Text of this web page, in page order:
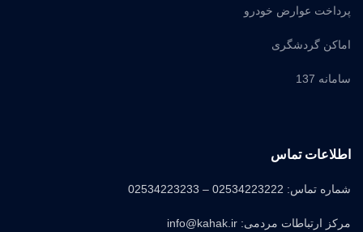
پرداخت عوارض خودرو
اماکن گردشگری
سامانه 137
اطلاعات تماس
شماره تماس: 02534223222 – 02534223233
مرکز ارتباطات مردمی: info@kahak.ir